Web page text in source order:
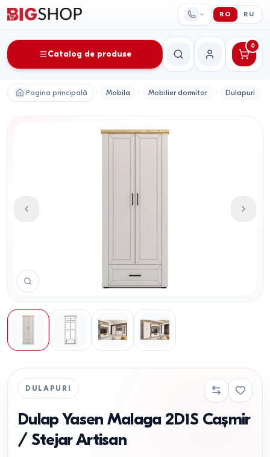
RO RU
Catalog de produse
CăutareContul meu
0
Pagina principală Mobila Mobilier dormitor Dulapuri
DULAPURI
Dulap Yasen Malaga 2D1S Cașmir
/ Stejar Artisan